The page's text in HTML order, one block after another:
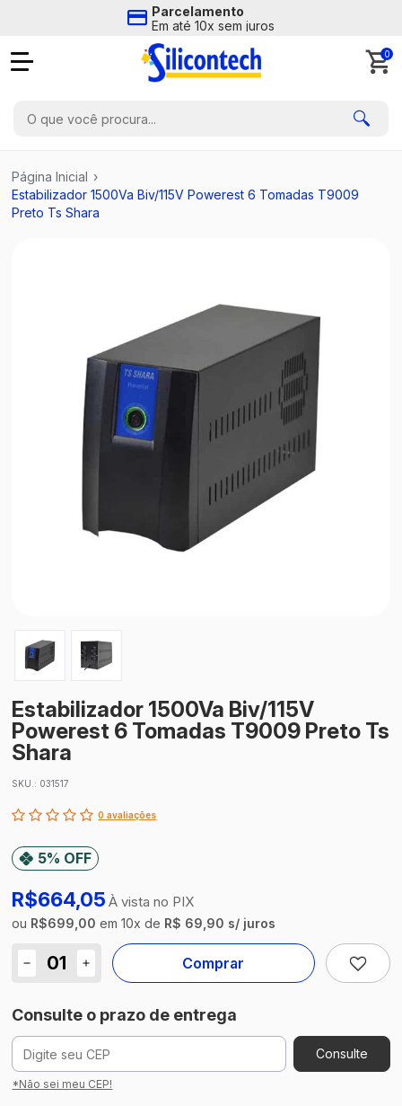
Parcelamento
Em até 10x sem juros
0
Página Inicial ›
Estabilizador 1500Va Biv/115V Powerest 6 Tomadas T9009
Preto Ts Shara
Estabilizador 1500Va Biv/115V
Powerest 6 Tomadas T9009 Preto Ts
Shara
SKU.: 031517
0 avaliações
R$664,05 À vista no PIX
5% OFF
ou R$699,00 em10x de R$ 69,90 s/ juros
Comprar
Consulte o prazo de entrega
Consulte
*Não sei meu CEP!